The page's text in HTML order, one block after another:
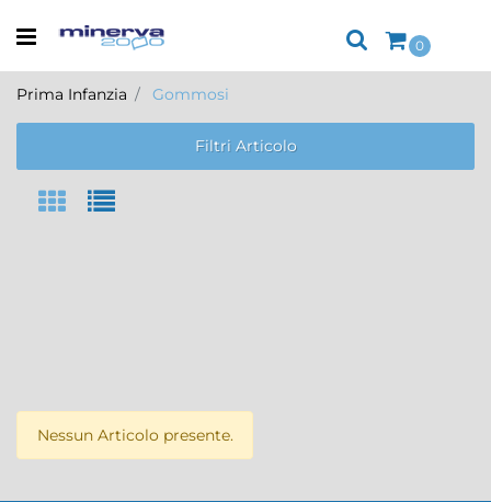
Open menu
0
Prima Infanzia Gommosi
Filtri Articolo
Nessun Articolo presente.